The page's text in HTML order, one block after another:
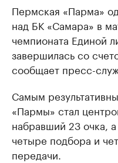
Пермская «Парма»
над БК «Самара» в
чемпионата Единой
завершилась со
сообщает пресс-
Самым
«Пармы» стал
набравший 23 очка,
четыре подбора и
передачи.